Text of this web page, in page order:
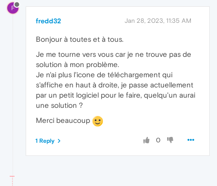
F
fredd32 Jan 28, 2023, 11:35 AM
Bonjour à toutes et à tous.
Je me tourne vers vous car je ne trouve pas de
solution à mon problème.
Je n'ai plus l'icone de téléchargement qui
s'affiche en haut à droite, je passe actuellement
par un petit logiciel pour le faire, quelqu'un aurai
une solution ?
Merci beaucoup
0
1 Reply